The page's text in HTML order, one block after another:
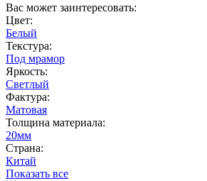
Вас может заинтересовать:
Цвет:
Белый
Текстура:
Под мрамор
Яркость:
Светлый
Фактура:
Матовая
Толщина материала:
20мм
Страна:
Китай
Показать все